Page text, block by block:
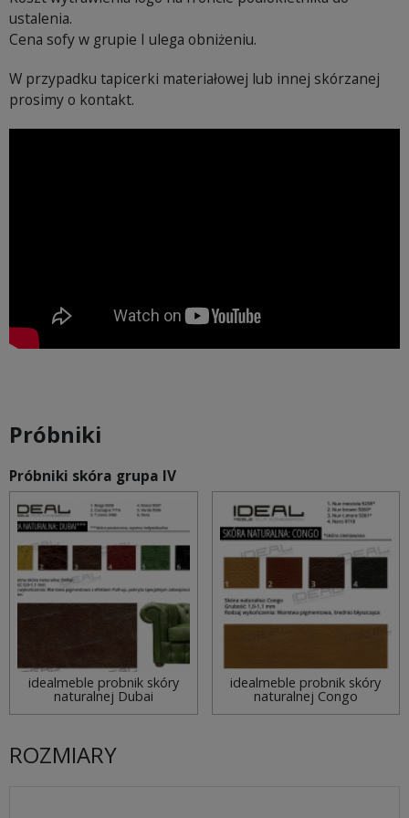
ustalenia.
Cena sofy w grupie I ulega obniżeniu.
W przypadku tapicerki materiałowej lub innej skórzanej
prosimy o kontakt.
Próbniki
Próbniki skóra grupa IV
idealmeble probnik skóry
naturalnej Dubai
idealmeble probnik skóry
naturalnej Congo
ROZMIARY